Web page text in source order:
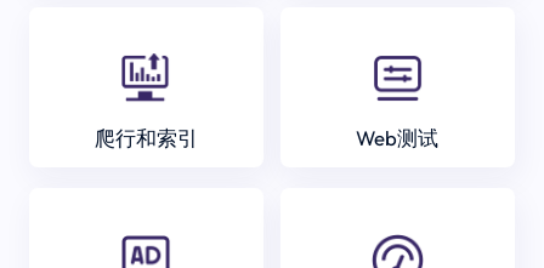
爬行和索引 Web测试